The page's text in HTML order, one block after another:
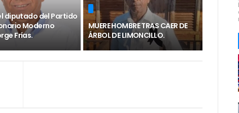
diputado del Partido
Moderno
Frías.
MUERE HOMBRE TRAS CAER DE
ÁRBOL DE LIMONCILLO.